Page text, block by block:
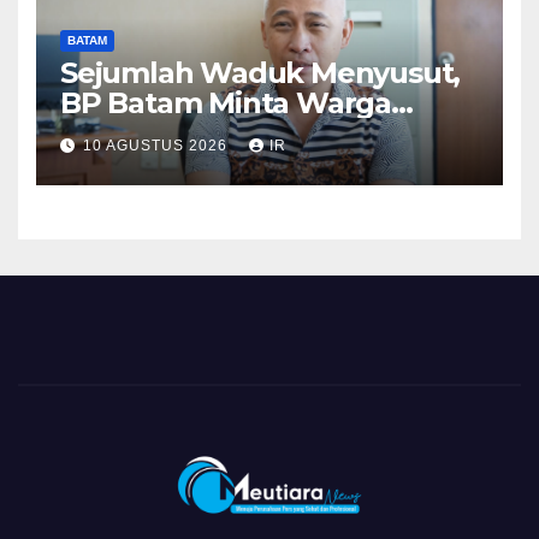
BATAM
Sejumlah Waduk Menyusut,
BP Batam Minta Warga
Hemat Air
10 AGUSTUS 2026 IR